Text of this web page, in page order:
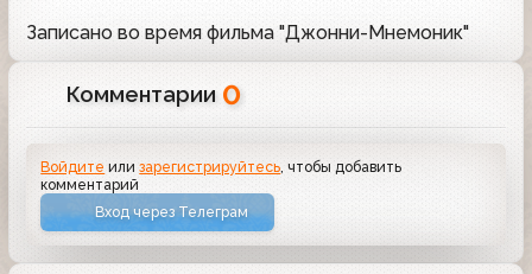
Записано во время фильма "Джонни-Мнемоник"
Комментарии 0
Войдите илизарегистрируйтесь , чтобы добавить
комментарий
Вход через Телеграм